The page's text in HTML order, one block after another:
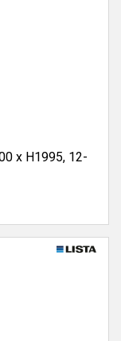
x H1995, 12-